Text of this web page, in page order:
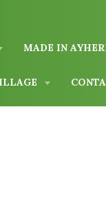
MADE IN